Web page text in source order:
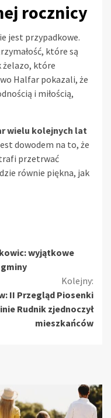
rocznicy
jest przypadkowe.
które są
żelazo, które
Halfar pokazali, że
i miłością,
wielu kolejnych lat
dowodem na to, że
przetrwać
równie piękna, jak
wyjątkowe
Kolejny:
II Przegląd Piosenki
Rudnik zjednoczył
mieszkańców